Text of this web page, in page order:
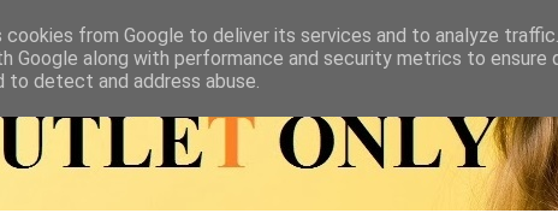
cookies from Google to deliver its services and to analyze
Google along with performance and security metrics to ensure
to detect and address abuse.